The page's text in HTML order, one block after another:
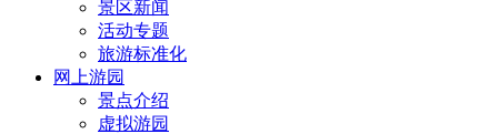
景区新闻
活动专题
旅游标准化
网上游园
景点介绍
虚拟游园